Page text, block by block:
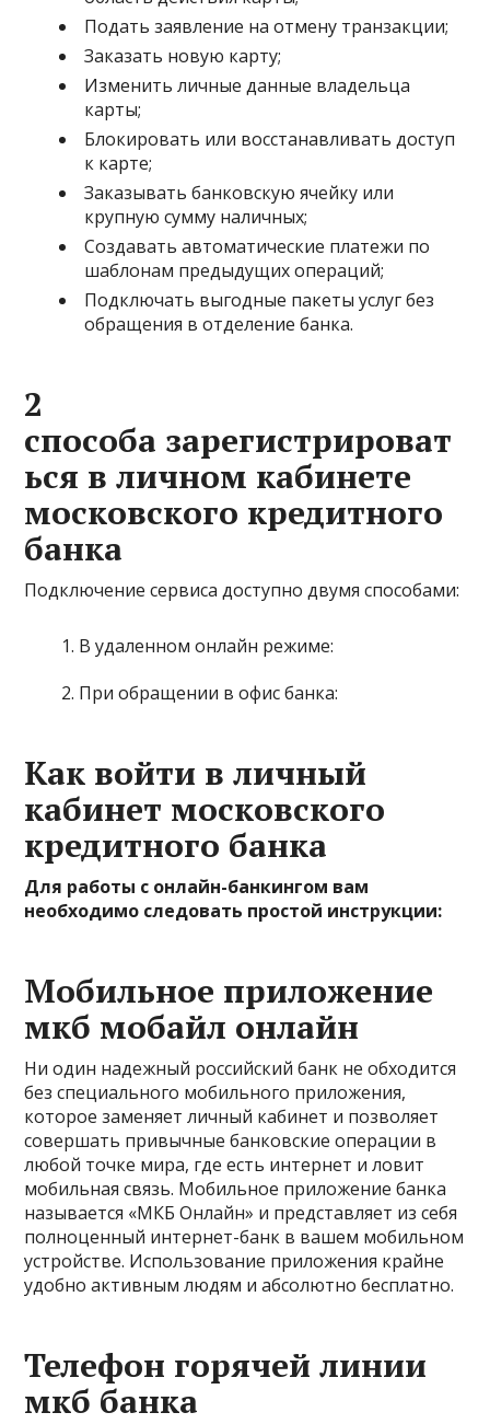
Подать заявление на отмену транзакции;
Заказать новую карту;
Изменить личные данные владельца
карты;
Блокировать или восстанавливать доступ
к карте;
Заказывать банковскую ячейку или
крупную сумму наличных;
Создавать автоматические платежи по
шаблонам предыдущих операций;
Подключать выгодные пакеты услуг без
обращения в отделение банка.
2
способа зарегистрироват
ься в личном кабинете
московского кредитного
банка
Подключение сервиса доступно двумя способами:
В удаленном онлайн режиме:
При обращении в офис банка:
Как войти в личный
кабинет московского
кредитного банка
Для работы с онлайн-банкингом вам
необходимо следовать простой инструкции:
Мобильное приложение
мкб мобайл онлайн
Ни один надежный российский банк не обходится
без специального мобильного приложения,
которое заменяет личный кабинет и позволяет
совершать привычные банковские операции в
любой точке мира, где есть интернет и ловит
мобильная связь. Мобильное приложение банка
называется «МКБ Онлайн» и представляет из себя
полноценный интернет-банк в вашем мобильном
устройстве. Использование приложения крайне
удобно активным людям и абсолютно бесплатно.
Телефон горячей линии
мкб банка